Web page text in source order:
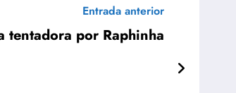
Entrada anterior
tentadora por Raphinha